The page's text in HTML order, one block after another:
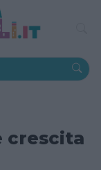
crescita